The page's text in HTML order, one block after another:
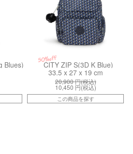
Blues)
50%off
CITY ZIP S(3D K Blue)
33.5 x 27 x 19 cm
20,900円(税込)
10,450 円(税込)
この商品を探す